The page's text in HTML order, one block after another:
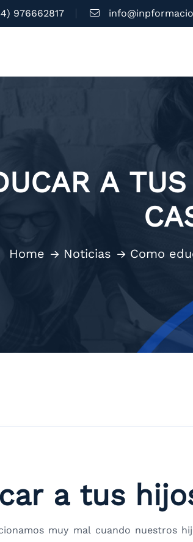
976662817
A
Home Noticias Como
a tus
muy mal cuando nuestros